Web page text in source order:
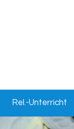
Rel.-Unterricht